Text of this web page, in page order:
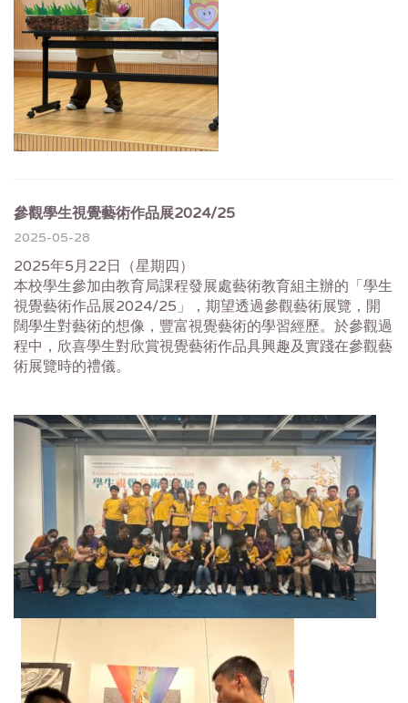
參觀學生視覺藝術作品展2024/25
2025-05-28
2025年5月22日（星期四）
本校學生參加由教育局課程發展處藝術教育組主辦的「學生
視覺藝術作品展2024/25」，期望透過參觀藝術展覽，開
闊學生對藝術的想像，豐富視覺藝術的學習經歷。於參觀過
程中，欣喜學生對欣賞視覺藝術作品具興趣及實踐在參觀藝
術展覽時的禮儀。